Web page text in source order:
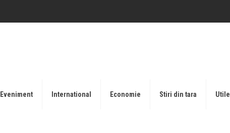
Eveniment International Economie Stiri din tara Utile